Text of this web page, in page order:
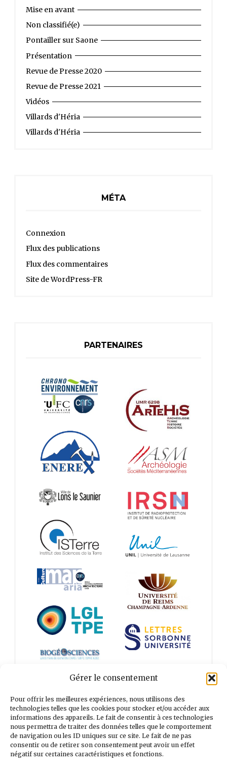
Gérer le consentement
Pour offrir les meilleures expériences, nous utilisons des
technologies telles que les cookies pour stocker et/ou accéder aux
informations des appareils. Le fait de consentir à ces technologies
nous permettra de traiter des données telles que le comportement
de navigation ou les ID uniques sur ce site. Le fait de ne pas
consentir ou de retirer son consentement peut avoir un effet
négatif sur certaines caractéristiques et fonctions.
Mise en avant
Non classifié(e)
Pontailler sur Saone
Présentation
Revue de Presse 2020
Revue de Presse 2021
Vidéos
Villards d'Héria
Villards d'Héria
MÉTA
Connexion
Flux des publications
Flux des commentaires
Site de WordPress-FR
PARTENAIRES
Tous nos partenaires
Rechercher :